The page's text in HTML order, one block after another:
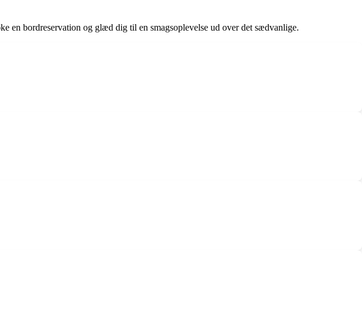
en bordreservation og glæd dig til en smagsoplevelse ud over det sædvanlige.